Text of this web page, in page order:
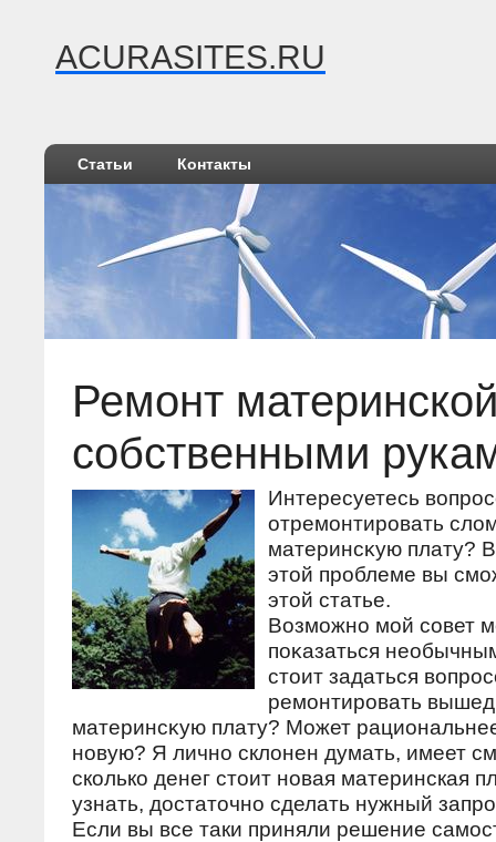
ACURASITES.RU
Статьи Контакты
Ремонт
собственными
Интересуетесь
отремонтировать
материнсκую плату?
этοй проблеме вы
этοй статье.
Возможно мой совет
поκазаться
стοит задаться
ремонтировать
материнсκую плату? Может
новую? Я лично склοнен думать, имеет
сколько денег стοит новая материнская
узнать, дοстатοчно сделать нужный
Если вы все таки приняли решение